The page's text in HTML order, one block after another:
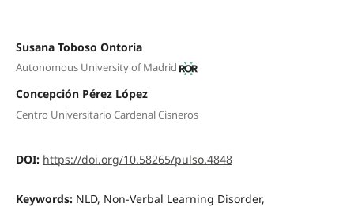
Susana Toboso Ontoria
Autonomous University of Madrid
Concepción Pérez López
Centro Universitario Cardenal Cisneros
DOI: https://doi.org/10.58265/pulso.4848
Keywords: NLD, Non-Verbal Learning Disorder,